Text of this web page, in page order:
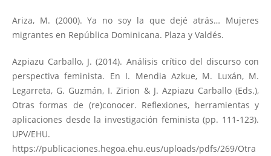
Ariza, M. (2000). Ya no soy la que dejé atrás… Mujeres
migrantes en República Dominicana. Plaza y Valdés.
Azpiazu Carballo, J. (2014). Análisis crítico del discurso con
perspectiva feminista. En I. Mendia Azkue, M. Luxán, M.
Legarreta, G. Guzmán, I. Zirion & J. Azpiazu Carballo (Eds.),
Otras formas de (re)conocer. Reflexiones, herramientas y
aplicaciones desde la investigación feminista (pp. 111-123).
UPV/EHU.
https://publicaciones.hegoa.ehu.eus/uploads/pdfs/269/Otra